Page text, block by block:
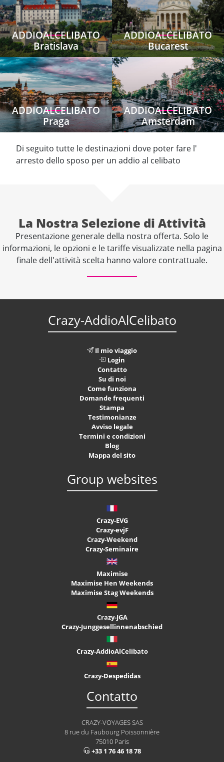
ADDIOALCELIBATO
Bratislava
ADDIOALCELIBATO
Bucarest
ADDIOALCELIBATO
Praga
ADDIOALCELIBATO
Amsterdam
Di seguito tutte le destinazioni dove poter fare l'
arresto dello sposo per un addio al celibato
La Nostra Selezione di Attività
Presentazione generale della nostra offerta. Solo le
informazioni, le opzioni e le tariffe visualizzate nella pagina
finale dell'attività scelta hanno valore contrattuale.
Crazy-AddioAlCelibato
Il mio viaggio
Login
Contatto
Su di noi
Come funziona
Domande frequenti
Stampa
Testimonianze
Avviso legale
Termini e condizioni
Blog
Mappa del sito
Group websites
Crazy-EVG
Crazy-evjF
Crazy-Weekend
Crazy-Seminaire
Maximise
Maximise Hen Weekends
Maximise Stag Weekends
Crazy-JGA
Crazy-Junggesellinnenabschied
Crazy-AddioAlCelibato
Crazy-Despedidas
Contatto
CRAZY-VOYAGES SAS
8 rue du Faubourg Poissonnière
75010 Paris
+33 1 76 46 18 78